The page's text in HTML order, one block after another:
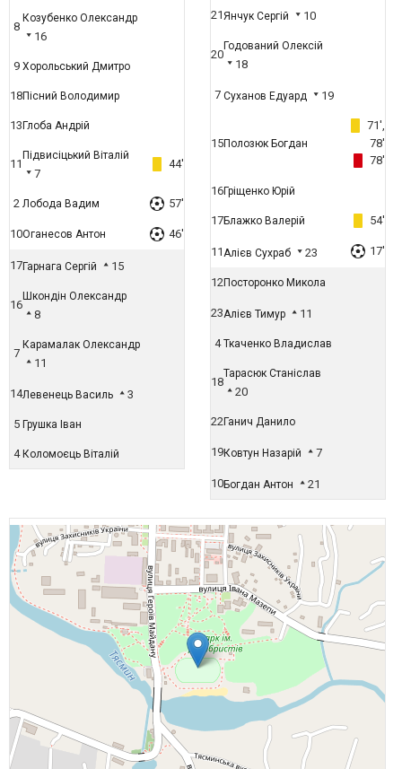
8
Козубенко Олександр
16
9 Хорольський Дмитро
18Пісний Володимир
13Глоба Андрій
11
Підвисіцький Віталій
7
44'
2 Лобода Вадим 57'
10Оганесов Антон 46'
17Гарнага Сергій 15
16
Шкондін Олександр
8
7
Карамалак Олександр
11
14Левенець Василь 3
5 Грушка Іван
4 Коломоєць Віталій
21 Янчук Сергій 10
20
Годований Олексій
18
7 Суханов Едуард 19
15Полозюк Богдан
71',
78'
78'
16Гріщенко Юрій
17Блажко Валерій 54'
11 Алієв Сухраб 23 17'
12Посторонко Микола
23Алієв Тимур 11
4 Ткаченко Владислав
18
Тарасюк Станіслав
20
22Ганич Данило
19Ковтун Назарій 7
10Богдан Антон 21